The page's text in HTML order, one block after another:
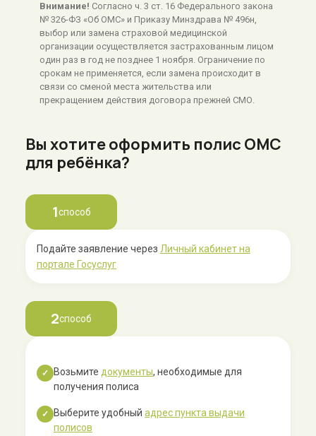
Внимание! Согласно ч. 3 ст. 16 Федерального закона
№ 326-ФЗ «Об ОМС» и Приказу Минздрава № 496н,
выбор или замена страховой медицинской
организации осуществляется застрахованным лицом
один раз в год не позднее 1 ноября. Ограничение по
срокам не применяется, если замена происходит в
связи со сменой места жительства или
прекращением действия договора прежней СМО.
Вы хотите оформить полис ОМС
для ребёнка?
1способ
Подайте заявление через Личный кабинет на
портале Госуслуг
2способ
✓ Возьмите документы, необходимые для
получения полиса
✓ Выберите удобный адрес пункта выдачи
полисов